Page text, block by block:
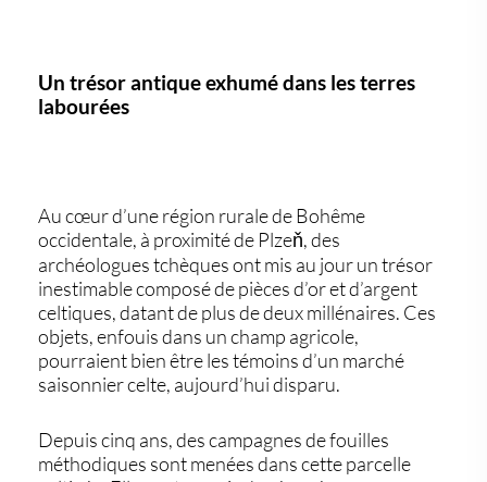
Un trésor antique exhumé dans les terres
labourées
Au cœur d’une région rurale de Bohême
occidentale, à proximité de Plzeň, des
archéologues tchèques ont mis au jour un trésor
inestimable composé depièces d’or et d’argent
celtiques, datant de plus de deux millénaires. Ces
objets, enfouis dans un champ agricole,
pourraient bien être les témoins d’un marché
saisonnier celte, aujourd’hui disparu.
Depuis cinq ans, des campagnes de fouilles
méthodiques sont menées dans cette parcelle